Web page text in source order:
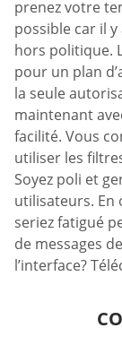
prenez votre
possible car il
hors politique.
pour un plan
la seule
maintenant
facilité. Vous
utiliser les
Soyez poli et
utilisateurs. En
seriez fatigué
de messages
l’interface?